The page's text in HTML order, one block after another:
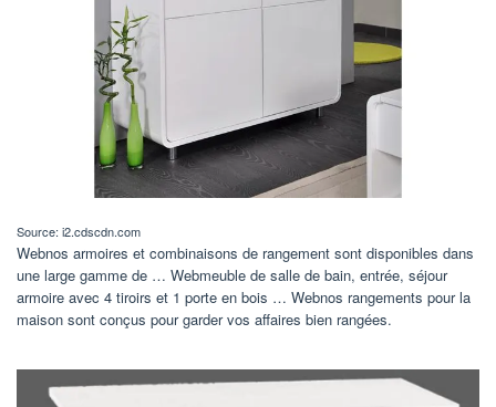
Source: i2.cdscdn.com
Webnos armoires et combinaisons de rangement sont disponibles dans
une large gamme de … Webmeuble de salle de bain, entrée, séjour
armoire avec 4 tiroirs et 1 porte en bois … Webnos rangements pour la
maison sont conçus pour garder vos affaires bien rangées.